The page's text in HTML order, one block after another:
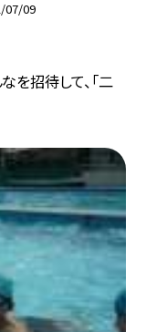
07/09
を招待して、「二